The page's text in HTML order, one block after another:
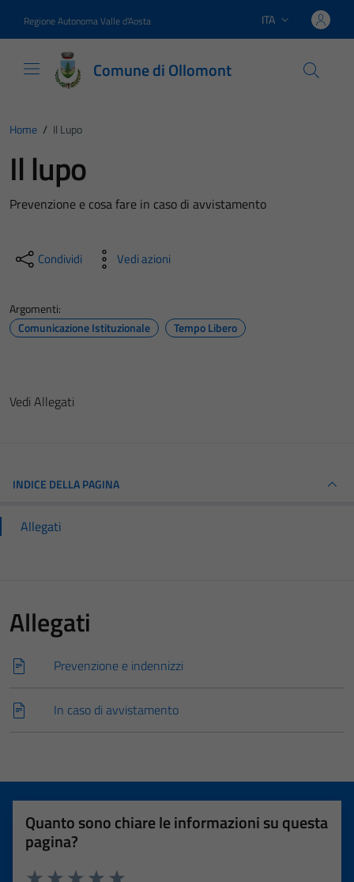
Regione Autonoma Valle d'Aosta Lingua attiva:
ITA
Comune di Ollomont
Home / Il Lupo
Il lupo
Prevenzione e cosa fare in caso di avvistamento
Condividi Vedi azioni
Argomenti:
Comunicazione Istituzionale
Tempo Libero
Vedi Allegati
INDICE DELLA PAGINA
Allegati
Allegati
Prevenzione e indennizzi
In caso di avvistamento
Quanto sono chiare le informazioni su questa
pagina?